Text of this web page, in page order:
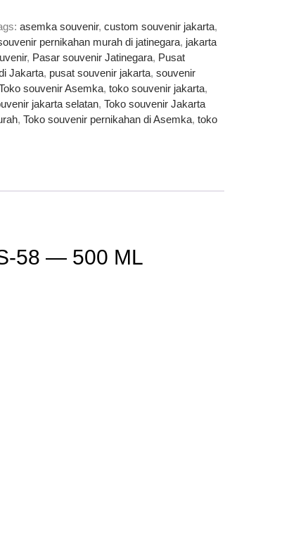
asemka souvenir, custom souvenir jakarta,
pernikahan murah di jatinegara, jakarta
, Pasar souvenir Jatinegara, Pusat
Jakarta, pusat souvenir jakarta, souvenir
souvenir Asemka, toko souvenir jakarta,
jakarta selatan, Toko souvenir Jakarta
, Toko souvenir pernikahan di Asemka, toko
58 — 500 ML